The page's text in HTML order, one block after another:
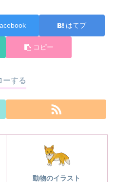
はてブ
コピー
ーする
動物のイラスト